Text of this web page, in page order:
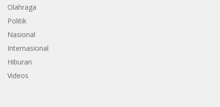
Olahraga
Politik
Nasional
Internasional
Hiburan
Videos